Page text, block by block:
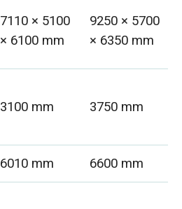
7110 × 5100
× 6100 mm
9250 × 5700
× 6350 mm
3100 mm 3750 mm
6010 mm 6600 mm